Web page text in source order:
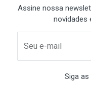
Marca: PCYES
Modelo:
Cor: Branco
Assine nossa
novidades
Seu e-mail
Siga